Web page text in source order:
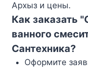
Архыз и цены.
Как заказать
ванного
Сантехника?
Оформите